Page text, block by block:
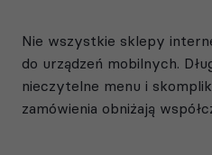
Nie wszystkie sklepy
do urządzeń mobilnych.
nieczytelne menu i
zamówienia obniżają